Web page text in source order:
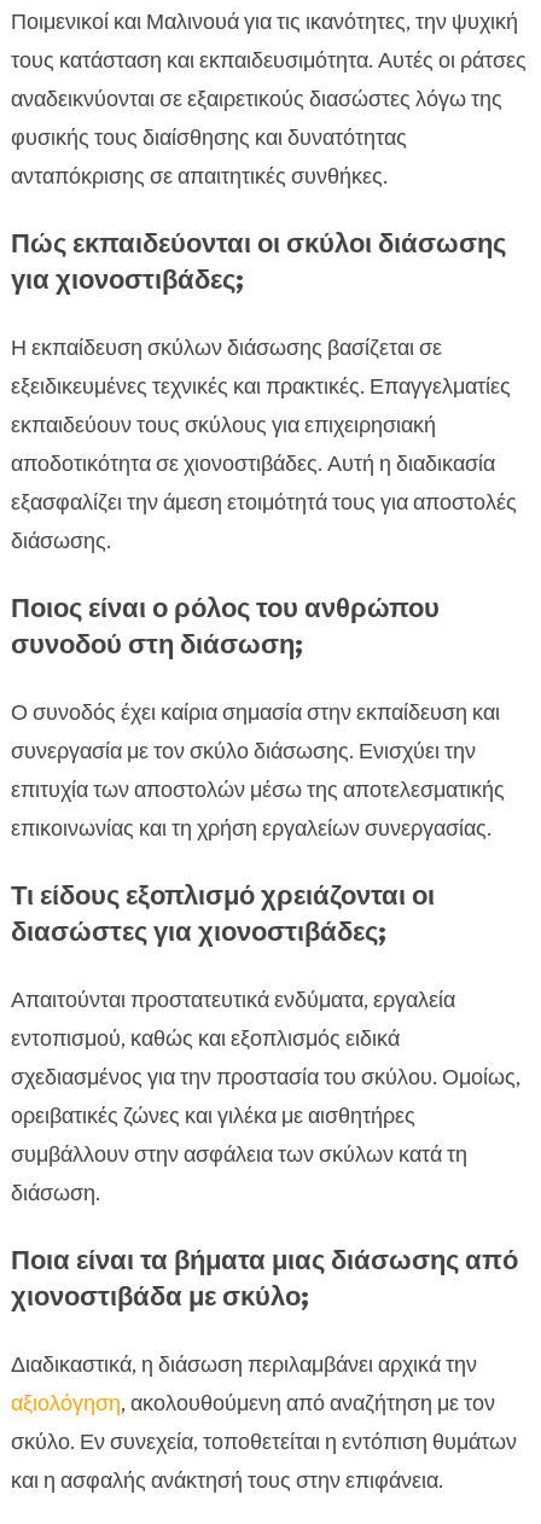
Ποιμενικοί και Μαλινουά για τις ικανότητες, την ψυχική
τους κατάσταση και εκπαιδευσιμότητα. Αυτές οι ράτσες
αναδεικνύονται σε εξαιρετικούς διασώστες λόγω της
φυσικής τους διαίσθησης και δυνατότητας
ανταπόκρισης σε απαιτητικές συνθήκες.
Πώς εκπαιδεύονται οι σκύλοι διάσωσης
για χιονοστιβάδες;
Η εκπαίδευση σκύλων διάσωσης βασίζεται σε
εξειδικευμένες τεχνικές και πρακτικές. Επαγγελματίες
εκπαιδεύουν τους σκύλους για επιχειρησιακή
αποδοτικότητα σε χιονοστιβάδες. Αυτή η διαδικασία
εξασφαλίζει την άμεση ετοιμότητά τους για αποστολές
διάσωσης.
Ποιος είναι ο ρόλος του ανθρώπου
συνοδού στη διάσωση;
Ο συνοδός έχει καίρια σημασία στην εκπαίδευση και
συνεργασία με τον σκύλο διάσωσης. Ενισχύει την
επιτυχία των αποστολών μέσω της αποτελεσματικής
επικοινωνίας και τη χρήση εργαλείων συνεργασίας.
Τι είδους εξοπλισμό χρειάζονται οι
διασώστες για χιονοστιβάδες;
Απαιτούνται προστατευτικά ενδύματα, εργαλεία
εντοπισμού, καθώς και εξοπλισμός ειδικά
σχεδιασμένος για την προστασία του σκύλου. Ομοίως,
ορειβατικές ζώνες και γιλέκα με αισθητήρες
συμβάλλουν στην ασφάλεια των σκύλων κατά τη
διάσωση.
Ποια είναι τα βήματα μιας διάσωσης από
χιονοστιβάδα με σκύλο;
Διαδικαστικά, η διάσωση περιλαμβάνει αρχικά την
αξιολόγηση, ακολουθούμενη από αναζήτηση με τον
σκύλο. Εν συνεχεία, τοποθετείται η εντόπιση θυμάτων
και η ασφαλής ανάκτησή τους στην επιφάνεια.